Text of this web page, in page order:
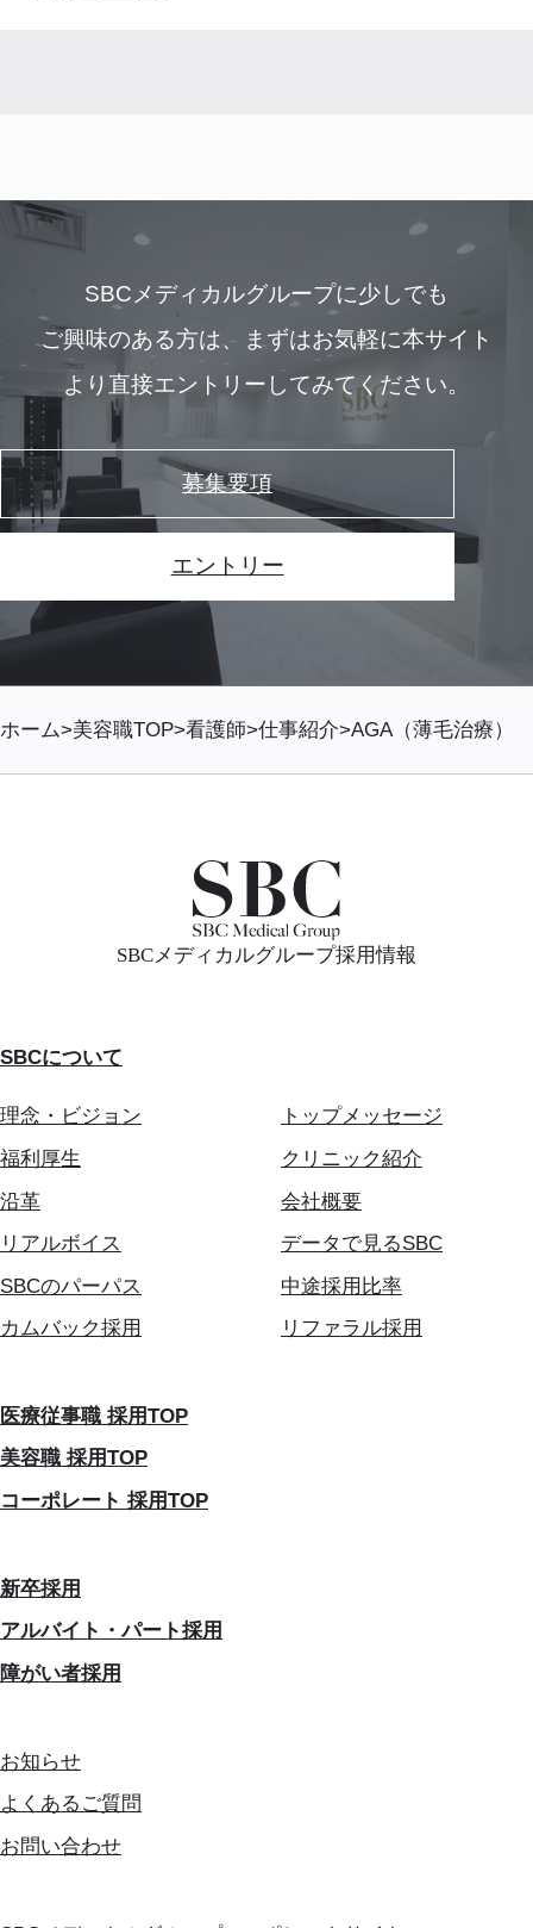
SBCメディカルグループに少しでも
ご興味のある方は、 まずはお気軽に本サイト
より直接エントリーしてみてください。
募集要項
エントリー
ホーム 美容職TOP 看護師 仕事紹介 AGA（薄毛治療）
SBCメディカルグループ採用情報
SBCについて
理念・ビジョン
トップメッセージ
福利厚生
クリニック紹介
沿革
会社概要
リアルボイス
データで見るSBC
SBCのパーパス
中途採用比率
カムバック採用
リファラル採用
医療従事職 採用TOP
美容職 採用TOP
コーポレート 採用TOP
新卒採用
アルバイト・パート採用
障がい者採用
お知らせ
よくあるご質問
お問い合わせ